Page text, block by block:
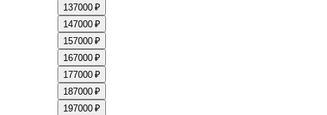
137000 ₽
147000 ₽
157000 ₽
167000 ₽
177000 ₽
187000 ₽
197000 ₽